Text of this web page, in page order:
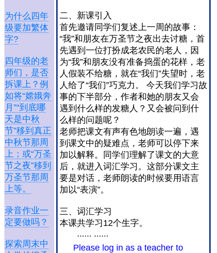
为什么四年
级要加繁体
字?
四年级的老
师们，是否
拆课上？例
如将“嫦娥奔
月”“到底哪
天是中秋
节”移到真正
中秋节那周
上；或“万圣
节之夜”移到
万圣节那周
上等。
录音作业一
定要做吗？
探索周末中
二、新课引入
首先邀请同学们复述上一周的故事：
“我”和朋友在万圣节之夜出去讨糖，首
先遇到一位打扮成老农民的老人，因
为“我”和朋友没有准备捣蛋的花样，老
人假装不给糖，就在“我们”失望时，老
人给了“我们”巧克力。 今天我们学习故
事的下半部分，作者和她的朋友又会
遇到什么样的发糖人？又会被问到什
么样的问题呢？
老师把课文有声有色地朗读一遍，遇
到课文中的疑难点，老师可以停下来
加以解释。同学们理解了课文的大意
后，就进入词汇学习。这部分课文主
要是对话，老师朗读的时候要用语言
加以“表演”。
三、词汇学习
本课共学习12个生字。
...... ......
Please log in as a teacher to